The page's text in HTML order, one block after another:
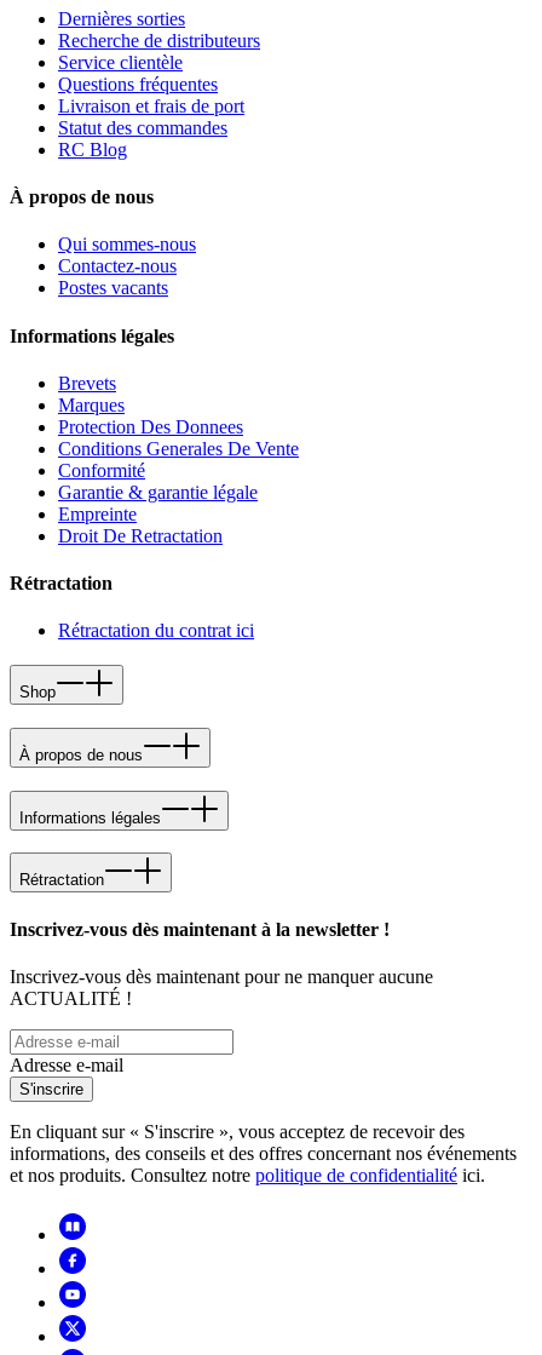
Dernières sorties
Recherche de distributeurs
Service clientèle
Questions fréquentes
Livraison et frais de port
Statut des commandes
RC Blog
À propos de nous
Qui sommes-nous
Contactez-nous
Postes vacants
Informations légales
Brevets
Marques
Protection Des Donnees
Conditions Generales De Vente
Conformité
Garantie & garantie légale
Empreinte
Droit De Retractation
Rétractation
Rétractation du contrat ici
Shop
À propos de nous
Informations légales
Rétractation
Inscrivez-vous dès maintenant à la newsletter !
Inscrivez-vous dès maintenant pour ne manquer aucune
ACTUALITÉ !
Adresse e-mail
S'inscrire
En cliquant sur « S'inscrire », vous acceptez de recevoir des
informations, des conseils et des offres concernant nos événements
et nos produits. Consultez notre politique de confidentialité ici.